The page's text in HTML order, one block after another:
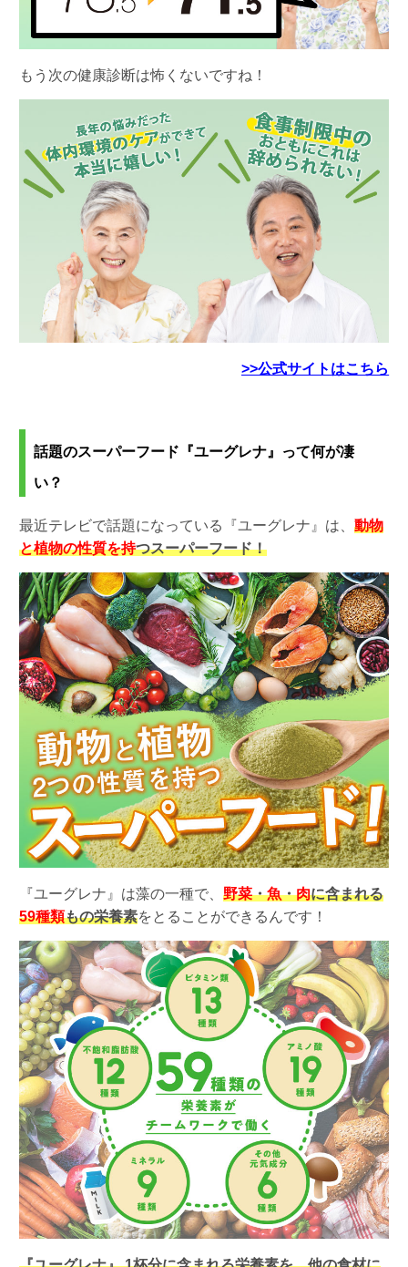
もう次の健康診断は怖くないですね！
>>公式サイトはこちら
話題のスーパーフード『ユーグレナ』って何が凄
い？
最近テレビで話題になっている『ユーグレナ』は、 動物
と植物の性質を持つスーパーフード！
『ユーグレナ』は藻の一種で、 野菜・魚・肉に含まれる
59種類もの栄養素をとることができるんです！